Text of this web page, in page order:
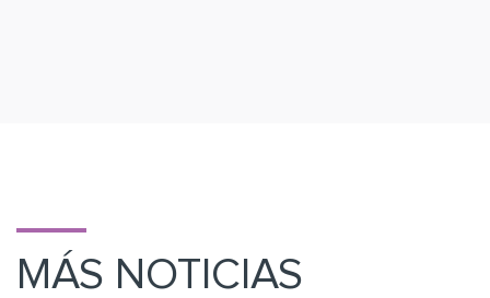
MÁS NOTICIAS